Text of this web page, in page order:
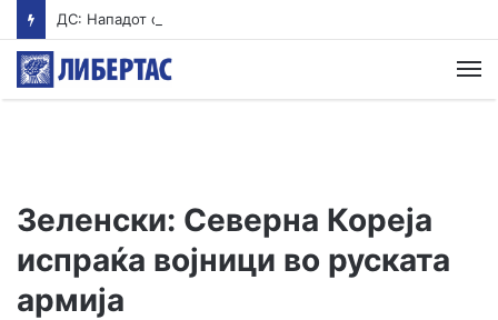
Зеленски: Северна Кореја
испраќа војници во руската
армија